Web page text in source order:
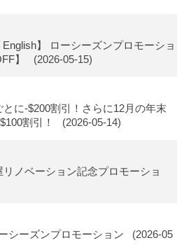
English】 ローシーズンプロモーショ
】
(2026-05-15)
とに-$200割引！さらに12月の年末
割引！
(2026-05-14)
リノベーション記念プロモーショ
シーズンプロモーション (2026-05